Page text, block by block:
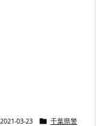
2021-03-23  千葉県警